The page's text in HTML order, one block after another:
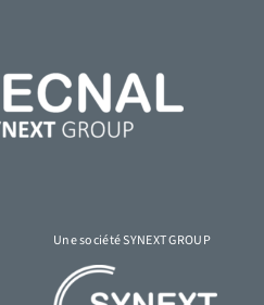
Une société SYNEXT GROUP